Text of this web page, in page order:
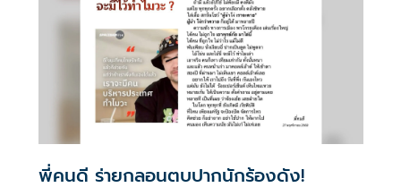
พี่คนดี ร่ายกลอนตบปากนักร้องดัง!